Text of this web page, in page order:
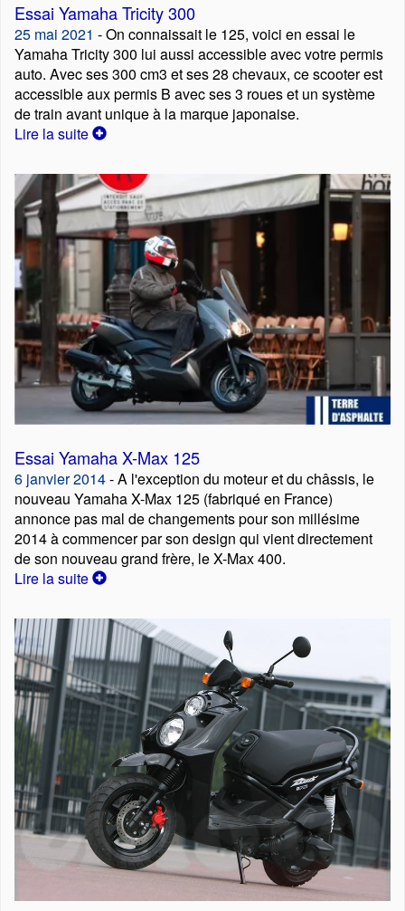
Essai Yamaha Tricity 300
25 mai 2021 - On connaissait le 125, voici en essai le
Yamaha Tricity 300 lui aussi accessible avec votre permis
auto. Avec ses 300 cm3 et ses 28 chevaux, ce scooter est
accessible aux permis B avec ses 3 roues et un système
de train avant unique à la marque japonaise.
Lire la suite
Essai Yamaha X-Max 125
6 janvier 2014- A l'exception du moteur et du châssis, le
nouveau Yamaha X-Max 125 (fabriqué en France)
annonce pas mal de changements pour son millésime
2014 à commencer par son design qui vient directement
de son nouveau grand frère, le X-Max 400.
Lire la suite